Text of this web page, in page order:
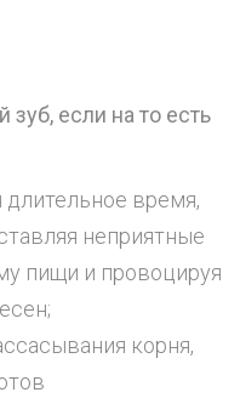
если на то есть
время,
неприятные
пищи и провоцируя
корня,